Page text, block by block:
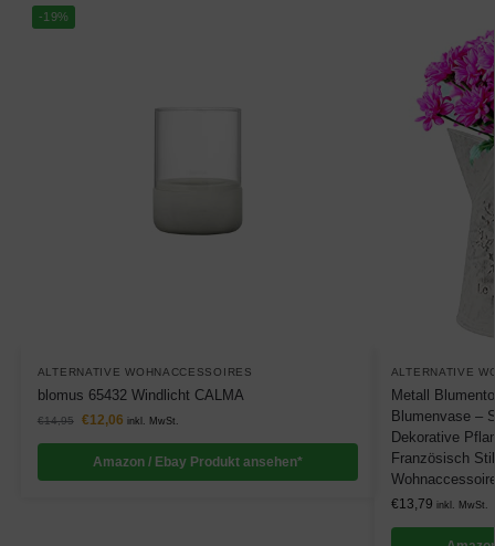
-19%
ALTERNATIVE WOHNACCESSOIRES
blomus 65432 Windlicht CALMA
€14,95 €12,06 inkl. MwSt.
Amazon / Ebay Produkt ansehen*
ALTERNATIVE
Metall
Blumenvase –
Dekorative
Französisch
€13,79 inkl. MwSt.